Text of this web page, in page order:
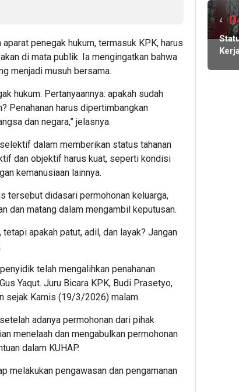
penegak hukum, termasuk KPK, harus
di mata publik. Ia mengingatkan bahwa
menjadi musuh bersama.
hukum. Pertanyaannya: apakah sudah
Penahanan harus dipertimbangkan
dan negara,” jelasnya.
dalam memberikan status tahanan
dan objektif harus kuat, seperti kondisi
kemanusiaan lainnya.
tersebut didasari permohonan keluarga,
dan matang dalam mengambil keputusan.
apakah patut, adil, dan layak? Jangan
telah mengalihkan penahanan
Yaqut. Juru Bicara KPK, Budi Prasetyo,
sejak Kamis (19/3/2026) malam.
adanya permohonan dari pihak
menelaah dan mengabulkan permohonan
dalam KUHAP.
melakukan pengawasan dan pengamanan
4
hari
lalu